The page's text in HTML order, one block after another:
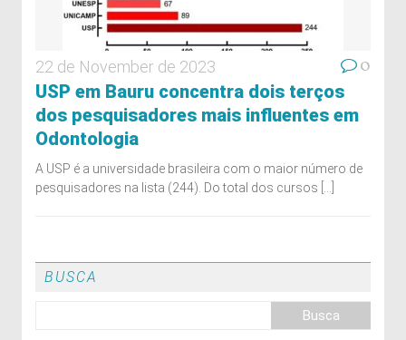
22 de November de 2023 0
USP em Bauru concentra dois terços
dos pesquisadores mais influentes em
Odontologia
A USP é a universidade brasileira com o maior número de
pesquisadores na lista (244). Do total dos cursos
BUSCA